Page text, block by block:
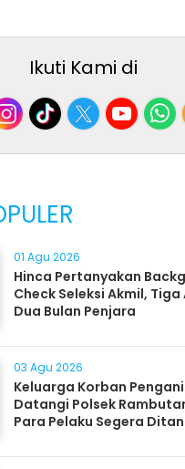
Ikuti Kami di
01 Agu 2026
Hinca Pertanyakan
Check Seleksi Akmil, Tiga
Dua Bulan Penjara
03 Agu 2026
Keluarga Korban
Datangi Polsek
Para Pelaku Segera